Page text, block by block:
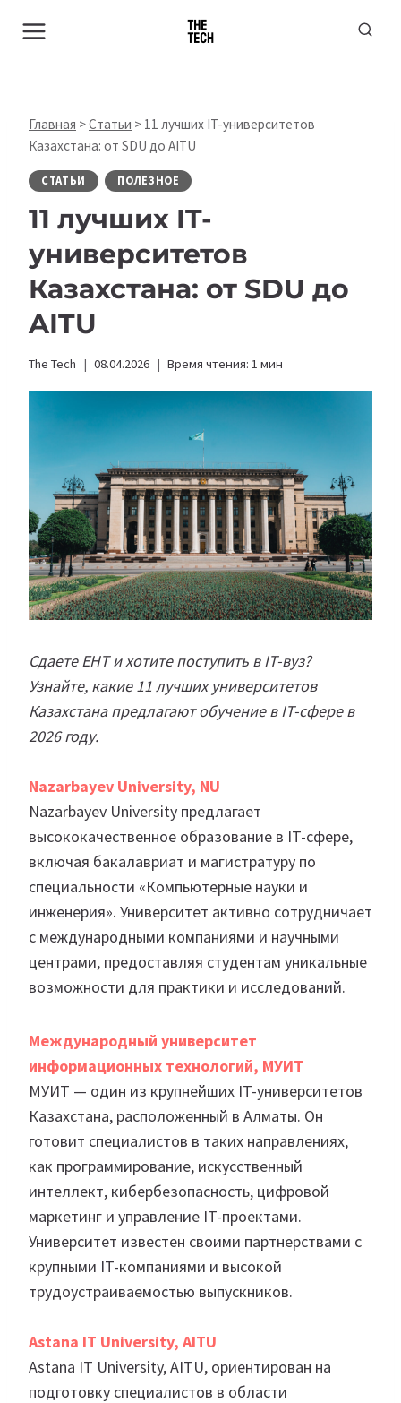
Главная >Статьи > 11 лучших IT-университетов
Казахстана: от SDU до AITU
СТАТЬИ ПОЛЕЗНОЕ
11 лучших IT-
университетов
Казахстана: от SDU до
AITU
The Tech 08.04.2026 Время чтения: 1 мин
Сдаете ЕНТ и хотите поступить в IT-вуз?
Узнайте, какие 11 лучших университетов
Казахстана предлагают обучение в IT-сфере в
2026 году.
Nazarbayev University, NU
Nazarbayev University предлагает
высококачественное образование в IT-сфере,
включая бакалавриат и магистратуру по
специальности «Компьютерные науки и
инженерия». Университет активно сотрудничает
с международными компаниями и научными
центрами, предоставляя студентам уникальные
возможности для практики и исследований.
Международный университет
информационных технологий, МУИТ
МУИТ — один из крупнейших IT-университетов
Казахстана, расположенный в Алматы. Он
готовит специалистов в таких направлениях,
как программирование, искусственный
интеллект, кибербезопасность, цифровой
маркетинг и управление IT-проектами.
Университет известен своими партнерствами с
крупными IT-компаниями и высокой
трудоустраиваемостью выпускников.
Astana IT University, AITU
Astana IT University, AITU, ориентирован на
подготовку специалистов в области